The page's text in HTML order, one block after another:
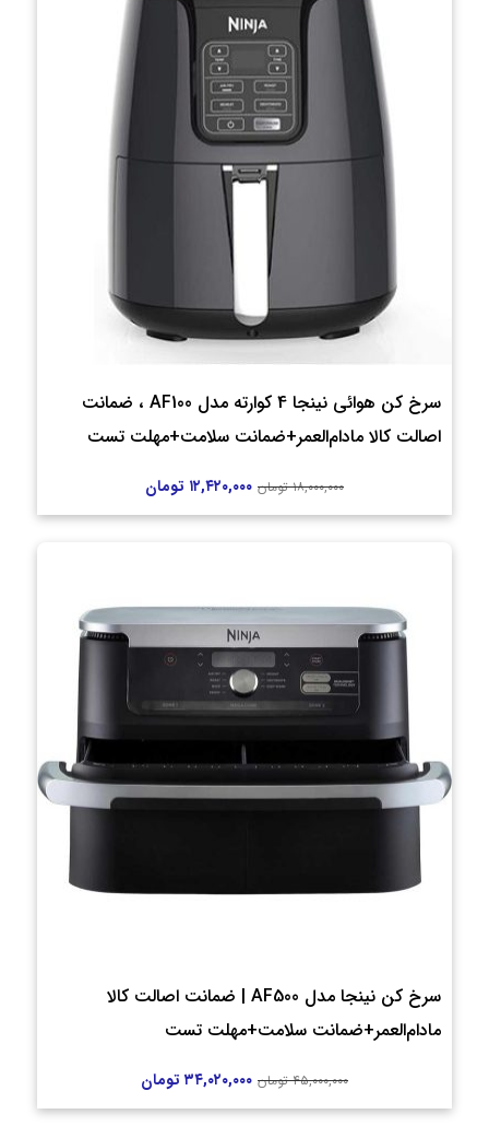
سرخ کن هوائی نینجا 4 کوارته مدل AF100 ، ضمانت
اصالت کالا مادام‌العمر+ضمانت سلامت+مهلت تست
۱۸,۰۰۰,۰۰۰ تومان ۱۲,۴۲۰,۰۰۰ تومان
سرخ کن نینجا مدل AF500 | ضمانت اصالت کالا
مادام‌العمر+ضمانت سلامت+مهلت تست
۴۵,۰۰۰,۰۰۰ تومان ۳۴,۰۲۰,۰۰۰ تومان